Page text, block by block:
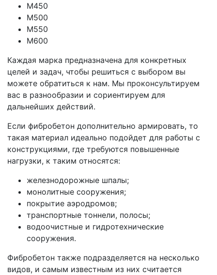
М450
М500
М550
М600
Каждая марка предназначена для конкретных
целей и задач, чтобы решиться с выбором вы
можете обратиться к нам. Мы проконсультируем
вас в разнообразии и сориентируем для
дальнейших действий.
Если фибробетон дополнительно армировать, то
такая материал идеально подойдет для работы с
конструкциями, где требуются повышенные
нагрузки, к таким относятся:
железнодорожные шпалы;
монолитные сооружения;
покрытие аэродромов;
транспортные тоннели, полосы;
водоочистные и гидротехнические
сооружения.
Фибробетон также подразделяется на несколько
видов, и самым известным из них считается